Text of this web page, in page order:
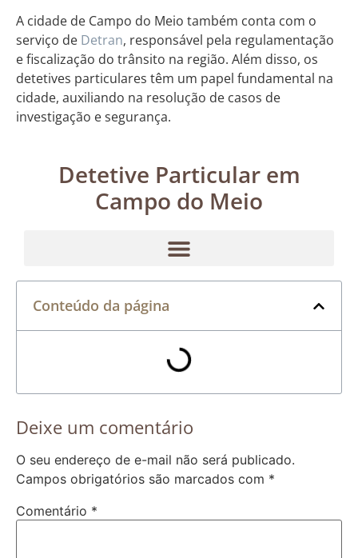
A cidade de Campo do Meio também conta com o
serviço de Detran, responsável pela regulamentação
e fiscalização do trânsito na região. Além disso, os
detetives particulares têm um papel fundamental na
cidade, auxiliando na resolução de casos de
investigação e segurança.
Detetive Particular em
Campo do Meio
Conteúdo da página
Deixe um comentário
O seu endereço de e-mail não será publicado.
Campos obrigatórios são marcados com *
Comentário *